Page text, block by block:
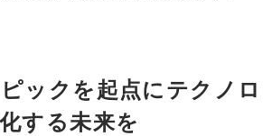
ックを起点にテクノロ
する未来を